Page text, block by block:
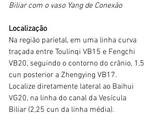
Biliar com o vaso Yang de Conexão
Localização
Na região parietal, em uma linha curva
traçada entre Toulinqi VB15 e Fengchi
VB20, seguindo o contorno do crânio, 1,5
cun posterior a Zhengying VB17.
Localize diretamente lateral ao Baihui
VG20, na linha do canal da Vesícula
Biliar (2,25 cun da linha média).